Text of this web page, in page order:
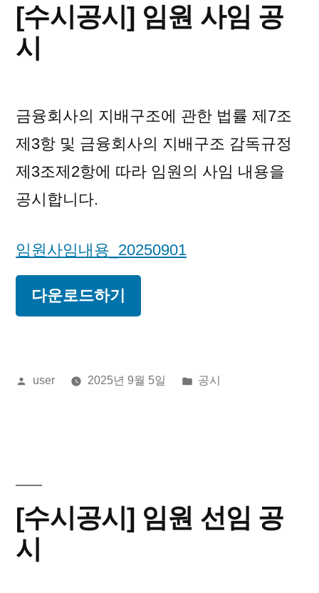
[수시공시] 임원 사임 공
시
금융회사의 지배구조에 관한 법률 제7조
제3항 및 금융회사의 지배구조 감독규정
제3조제2항에 따라 임원의 사임 내용을
공시합니다.
임원사임내용_20250901
다운로드하기
올
user 2025년 9월 5일
게
공시
[수시공시] 임원 선임 공
시